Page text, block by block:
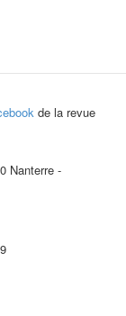
de la revue
Nanterre -